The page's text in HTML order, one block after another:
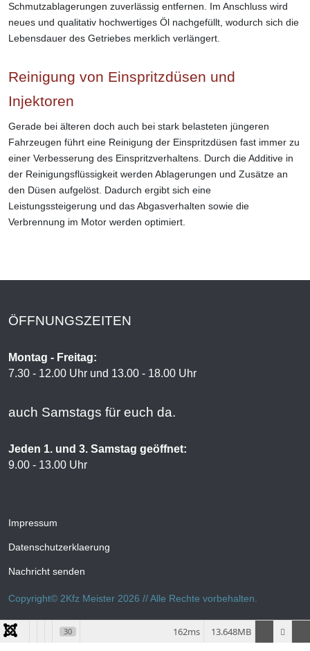
Schmutzablagerungen zuverlässig entfernen. Im Anschluss wird
neues und qualitativ hochwertiges Öl nachgefüllt, wodurch sich die
Lebensdauer des Getriebes merklich verlängert.
Reinigung von Einspritzdüsen und
Injektoren
Gerade bei älteren doch auch bei stark belasteten jüngeren
Fahrzeugen führt eine Reinigung der Einspritzdüsen fast immer zu
einer Verbesserung des Einspritzverhaltens. Durch die Additive in
der Reinigungsflüssigkeit werden Ablagerungen und Zusätze an
den Düsen aufgelöst. Dadurch ergibt sich eine
Leistungssteigerung und das Abgasverhalten sowie die
Verbrennung im Motor werden optimiert.
ÖFFNUNGSZEITEN
Montag - Freitag:
7.30 - 12.00 Uhr und 13.00 - 18.00 Uhr
auch Samstags für euch da.
Jeden 1. und 3. Samstag geöffnet:
9.00 - 13.00 Uhr
Impressum
Datenschutzerklaerung
Nachricht senden
Copyright© 2Kfz Meister 2026 // Alle Rechte vorbehalten.
30 13.648MB
162ms